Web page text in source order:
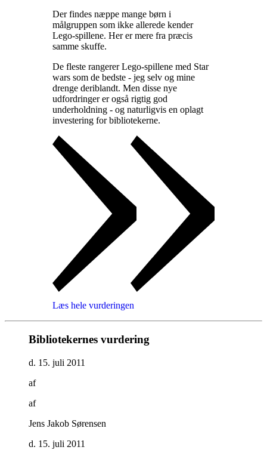
Der findes næppe mange børn i
målgruppen som ikke allerede kender
Lego-spillene. Her er mere fra præcis
samme skuffe.
De fleste rangerer Lego-spillene med Star
wars som de bedste - jeg selv og mine
drenge deriblandt. Men disse nye
udfordringer er også rigtig god
underholdning - og naturligvis en oplagt
investering for bibliotekerne.
Læs hele vurderingen
Bibliotekernes vurdering
d. 15. juli 2011
af
af
Jens Jakob Sørensen
d. 15. juli 2011